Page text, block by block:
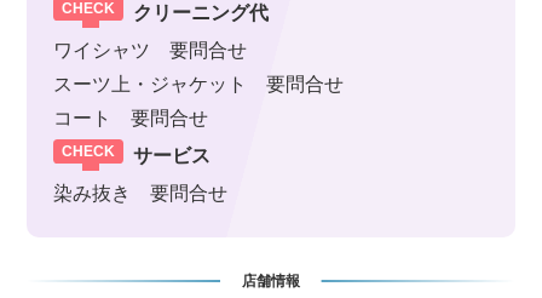
クリーニング代
ワイシャツ 要問合せ
スーツ上・ジャケット 要問合せ
コート 要問合せ
サービス
染み抜き 要問合せ
店舗情報